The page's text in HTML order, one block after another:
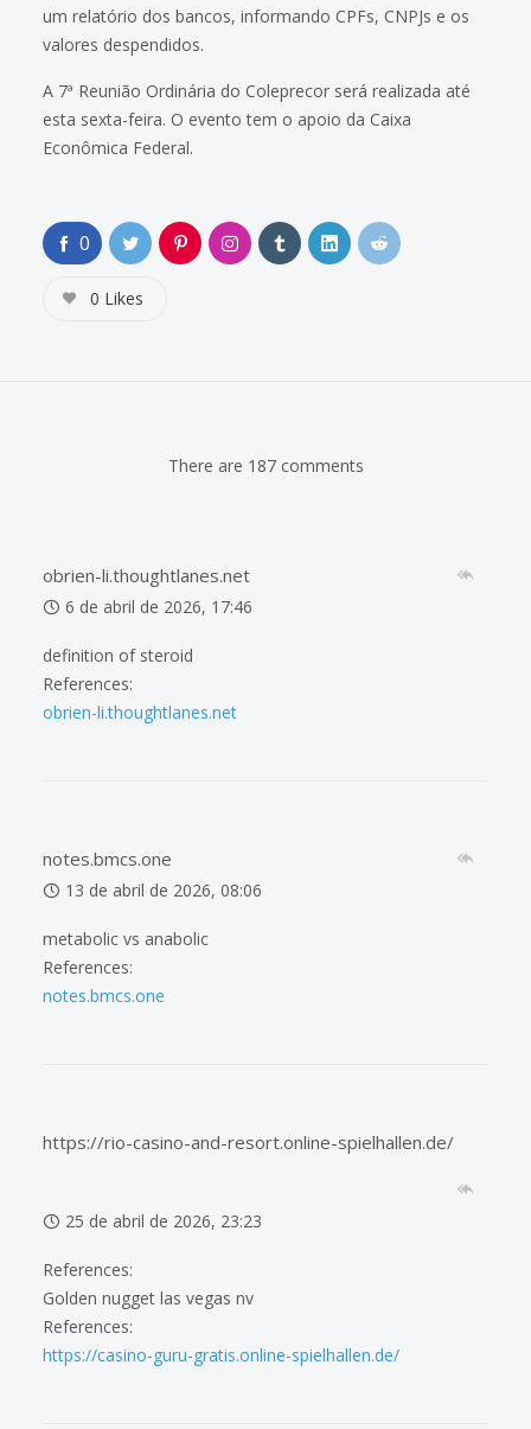
um relatório dos bancos, informando CPFs, CNPJs e os
valores despendidos.
A 7ª Reunião Ordinária do Coleprecor será realizada até
esta sexta-feira. O evento tem o apoio da Caixa
Econômica Federal.
0
0 Likes
There are 187 comments
obrien-li.thoughtlanes.net
6 de abril de 2026, 17:46
definition of steroid
References:
obrien-li.thoughtlanes.net
notes.bmcs.one
13 de abril de 2026, 08:06
metabolic vs anabolic
References:
notes.bmcs.one
https://rio-casino-and-resort.online-spielhallen.de/
25 de abril de 2026, 23:23
References:
Golden nugget las vegas nv
References:
https://casino-guru-gratis.online-spielhallen.de/